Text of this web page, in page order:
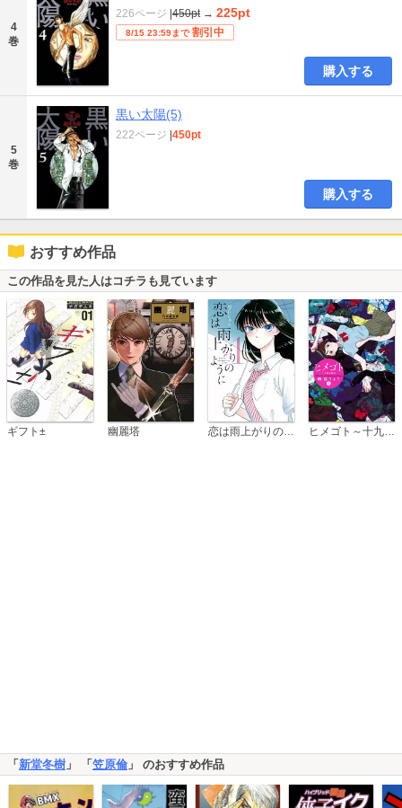
4
巻
226ページ 450pt → 225pt
8/15 23:59まで 割引中
購入する
5
巻
黒い太陽(5)
222ページ 450pt
購入する
おすすめ作品
この作品を見た人はコチラも見ています
ギフト± 幽麗塔 恋は雨上がりのように ヒメゴト～十九歳の制服～
「 新堂冬樹 」 「 笠原倫 」 のおすすめ作品